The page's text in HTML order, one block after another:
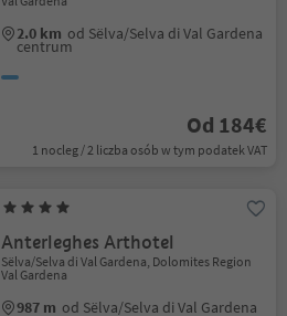
2.0 km od Sëlva/Selva di Val Gardena
centrum
Od 184€
1 nocleg / 2 liczba osób w tym podatek VAT
Anterleghes Arthotel
Sëlva/Selva di Val Gardena, Dolomites Region
Val Gardena
987 m od Sëlva/Selva di Val Gardena